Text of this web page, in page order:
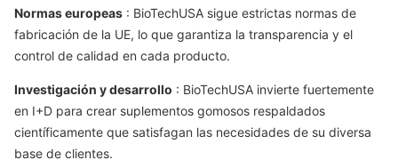
Normas europeas : BioTechUSA sigue estrictas normas de
fabricación de la UE, lo que garantiza la transparencia y el
control de calidad en cada producto.
Investigación y desarrollo : BioTechUSA invierte fuertemente
en I+D para crear suplementos gomosos respaldados
científicamente que satisfagan las necesidades de su diversa
base de clientes.